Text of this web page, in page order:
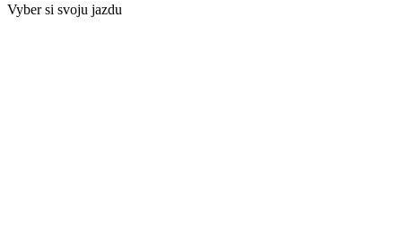
Vyber si svoju jazdu